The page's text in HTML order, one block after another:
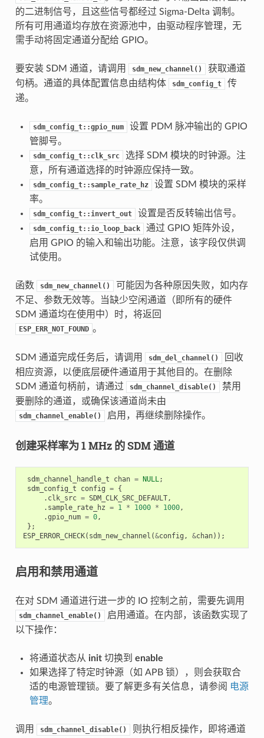
的二进制信号，且这些信号都经过 Sigma-Delta 调制。
所有可用通道均存放在资源池中，由驱动程序管理，无
需手动将固定通道分配给 GPIO。
要安装 SDM 通道，请调用 sdm_new_channel()
获取通道
句柄。通道的具体配置信息由结构体
sdm_config_t
传
递。
sdm_config_t::gpio_num
设置 PDM 脉冲输出的 GPIO
管脚号。
sdm_config_t::clk_src
选择 SDM 模块的时钟源。注
意，所有通道选择的时钟源应保持一致。
sdm_config_t::sample_rate_hz
设置 SDM 模块的采样
率。
sdm_config_t::invert_out 设置是否反转输出信号。
sdm_config_t::io_loop_back
通过 GPIO 矩阵外设，
启用 GPIO 的输入和输出功能。注意，该字段仅供调
试使用。
函数 sdm_new_channel()
可能因为各种原因失败，如内存
不足、参数无效等。当缺少空闲通道（即所有的硬件
SDM 通道均在使用中）时，将返回
ESP_ERR_NOT_FOUND 。
SDM 通道完成任务后，请调用 sdm_del_channel()
回收
相应资源，以便底层硬件通道用于其他目的。在删除
SDM 通道句柄前，请通过
sdm_channel_disable()
禁用
要删除的通道，或确保该通道尚未由
sdm_channel_enable() 启用，再继续删除操作。
创建采样率为 1 MHz 的 SDM 通道
sdm_channel_handle_t chan = NULL;
sdm_config_t
config = {
. clk_src = SDM_CLK_SRC_DEFAULT,
. sample_rate_hz = 1 * 1000 * 1000,
.gpio_num = 0,
};
ESP_ERROR_CHECK( sdm_new_channel (&config , &chan));
启用和禁用通道
在对 SDM 通道进行进一步的 IO 控制之前，需要先调用
sdm_channel_enable()
启用通道。在内部，该函数实现了
以下操作：
将通道状态从 init切换到 enable
如果选择了特定时钟源（如 APB 锁），则会获取合
适的电源管理锁。要了解更多有关信息，请参阅 电源
管理。
调用 sdm_channel_disable()
则执行相反操作，即将通道